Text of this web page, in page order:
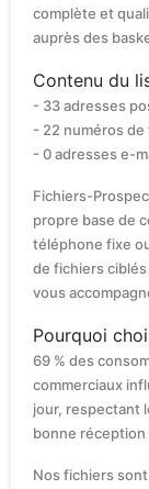
complète et
auprès des
Contenu du
- 33 adresses
- 22 numéros
- 0 adresses e-
Fichiers-
propre base de
téléphone fixe
de fichiers
vous
Pourquoi
69 % des
commerciaux
jour, respectant
bonne réception
Nos fichiers